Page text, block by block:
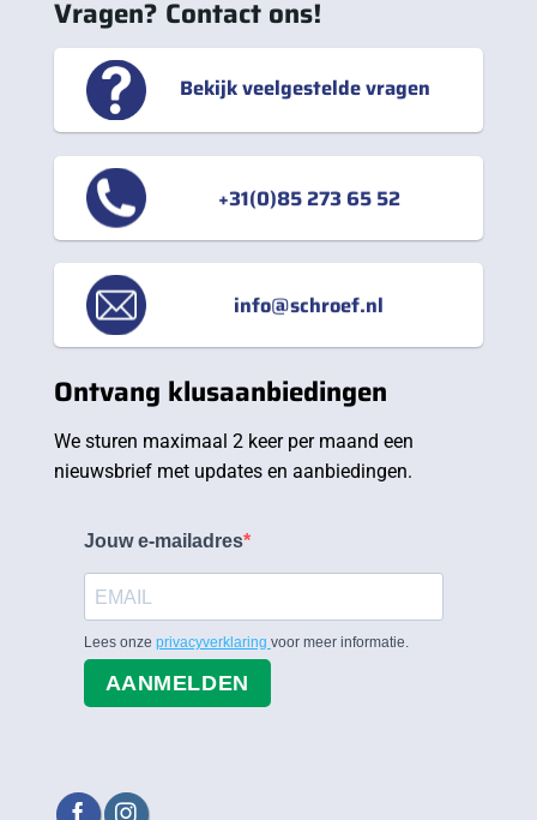
Vragen? Contact ons!
Bekijk veelgestelde vragen
+31(0)85 273 65 52
info@schroef.nl
Ontvang klusaanbiedingen
We sturen maximaal 2 keer per maand een
nieuwsbrief met updates en aanbiedingen.
Jouw e-mailadres
Lees onze privacyverklaring voor meer informatie.
AANMELDEN